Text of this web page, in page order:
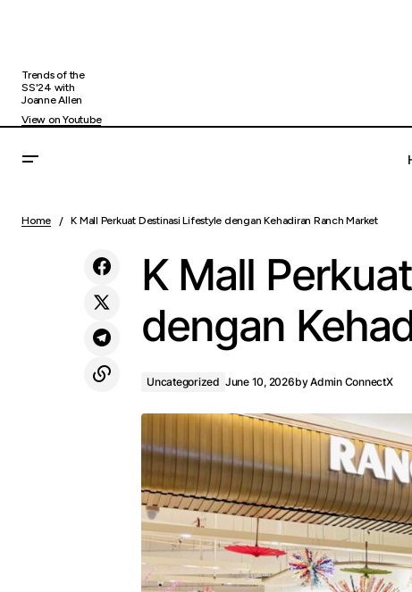
Trends of the
SS'24 with
Joanne Allen
View on Youtube
Perlu Menjadi Perhatian?
Home K Mall Perkuat Destinasi Lifestyle dengan Kehadiran Ranch Market
K Mall
dengan
Uncategorized June 10, 2026byAdmin ConnectX